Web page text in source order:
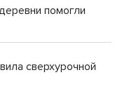
помогли
сверхурочной